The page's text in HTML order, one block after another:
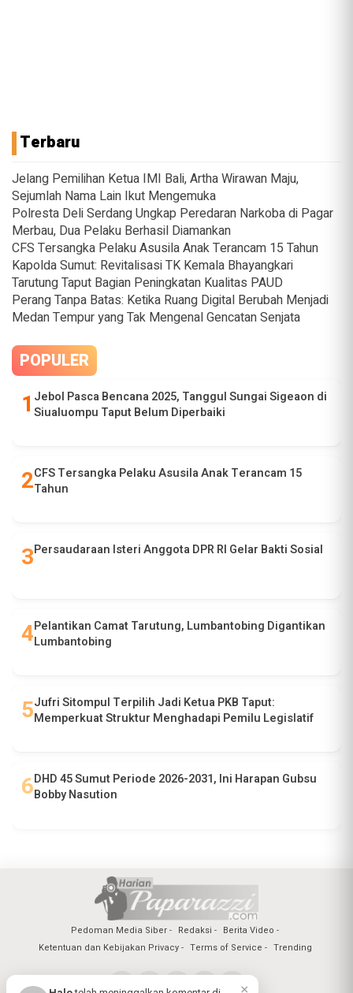
Terbaru
Jelang Pemilihan Ketua IMI Bali, Artha Wirawan Maju,
Sejumlah Nama Lain Ikut Mengemuka
Polresta Deli Serdang Ungkap Peredaran Narkoba di Pagar
Merbau, Dua Pelaku Berhasil Diamankan
CFS Tersangka Pelaku Asusila Anak Terancam 15 Tahun
Kapolda Sumut: Revitalisasi TK Kemala Bhayangkari
Tarutung Taput Bagian Peningkatan Kualitas PAUD
Perang Tanpa Batas: Ketika Ruang Digital Berubah Menjadi
Medan Tempur yang Tak Mengenal Gencatan Senjata
POPULER
Jebol Pasca Bencana 2025, Tanggul Sungai Sigeaon di
Siualuompu Taput Belum Diperbaiki
CFS Tersangka Pelaku Asusila Anak Terancam 15
Tahun
Persaudaraan Isteri Anggota DPR RI Gelar Bakti Sosial
Pelantikan Camat Tarutung, Lumbantobing Digantikan
Lumbantobing
Jufri Sitompul Terpilih Jadi Ketua PKB Taput:
Memperkuat Struktur Menghadapi Pemilu Legislatif
DHD 45 Sumut Periode 2026-2031, Ini Harapan Gubsu
Bobby Nasution
Pedoman Media Siber Redaksi
Berita Video
Ketentuan dan Kebijakan Privacy
Terms of Service Trending
×